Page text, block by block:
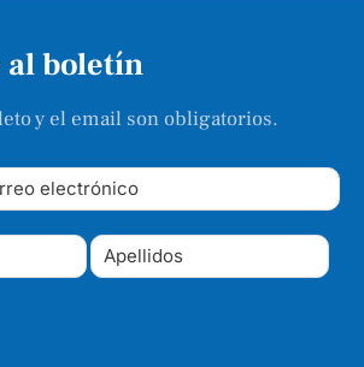
al boletín
y el email son obligatorios.